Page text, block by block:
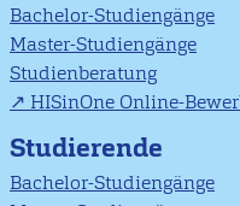
Bachelor-Studiengänge
Master-Studiengänge
Studienberatung
HISinOne Online-
Studierende
Bachelor-Studiengänge